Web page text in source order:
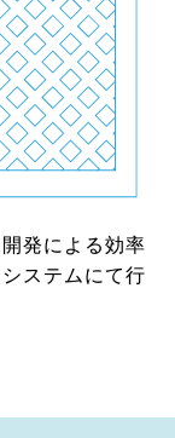
発による効率
ステムにて行